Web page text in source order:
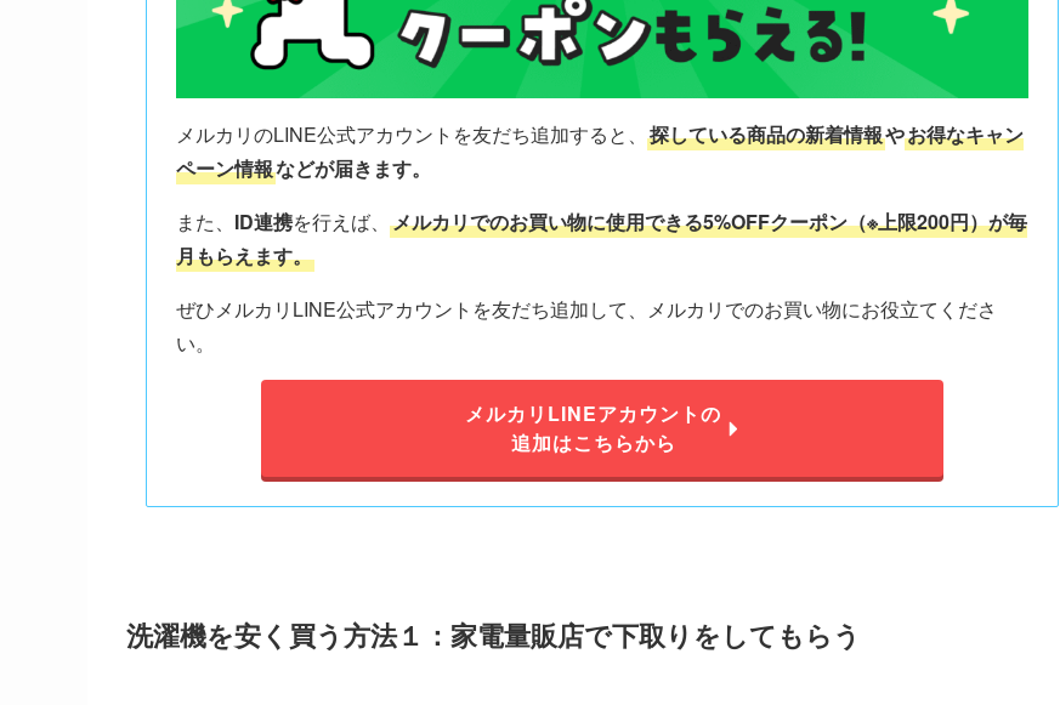
メルカリのLINE公式アカウントを友だち追加すると、 探している商品の新着情報やお得なキャン
ペーン情報などが届きます。
また、 ID連携を行えば、 メルカリでのお買い物に使用できる5%OFFクーポン（※上限200円）が毎
月もらえます。
ぜひメルカリLINE公式アカウントを友だち追加して、メルカリでのお買い物にお役立てくださ
い。
メルカリLINEアカウントの
追加はこちらから
洗濯機を安く買う方法１：家電量販店で下取りをしてもらう